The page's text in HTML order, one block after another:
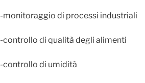
-monitoraggio di processi industriali
-controllo di qualità degli alimenti
-controllo di umidità